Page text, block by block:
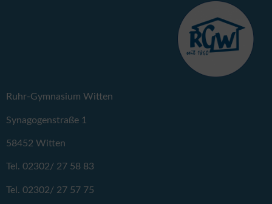
Ruhr-Gymnasium Witten
Synagogenstraße 1
58452 Witten
Tel. 02302/ 27 58 83
Tel. 02302/ 27 57 75